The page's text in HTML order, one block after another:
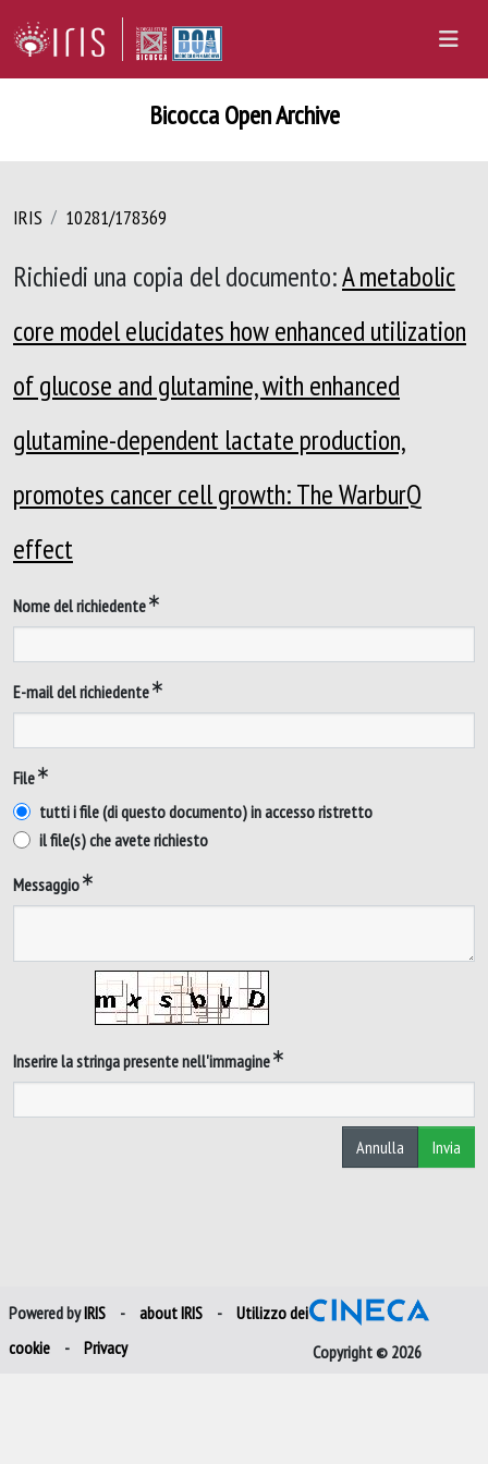
Bicocca Open Archive
IRIS 10281/178369
Richiedi una copia del documento:A metabolic
core model elucidates how enhanced utilization
of glucose and glutamine, with enhanced
glutamine-dependent lactate production,
promotes cancer cell growth: The WarburQ
effect
Nome del richiedente
E-mail del richiedente
File
tutti i file (di questo documento) in accesso ristretto
il file(s) che avete richiesto
Messaggio
Inserire la stringa presente nell'immagine
Annulla Invia
Powered byIRIS - about IRIS -
Utilizzo dei
cookie
- Privacy Copyright © 2026